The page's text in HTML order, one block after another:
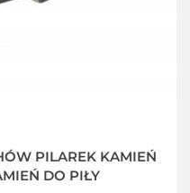
PILAREK KAMIEŃ
DO PIŁY